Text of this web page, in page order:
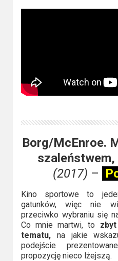
Borg/McEnroe.
szaleństwem,
(2017) –
Kino sportowe to
gatunków, więc nie
przeciwko wybraniu się
Co mnie martwi, to
tematu,na jakie
podejście
propozycję nieco lżejszą.